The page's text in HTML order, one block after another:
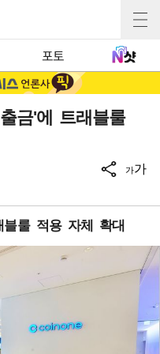
포토
금'에 트래블룰
가가
블룰 적용 자체 확대